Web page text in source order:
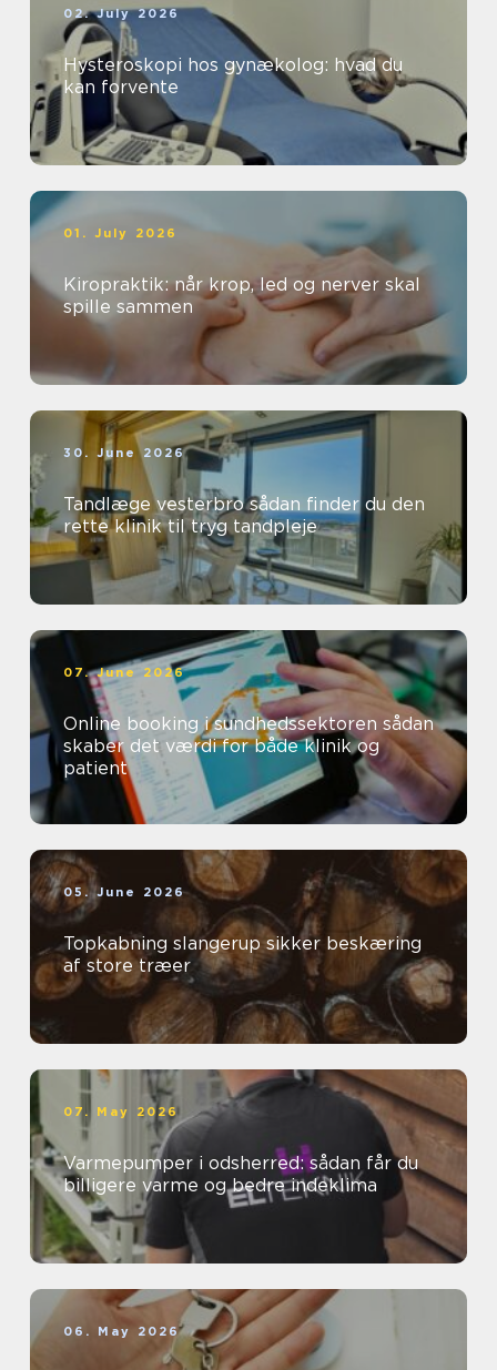
02. July 2026
Hysteroskopi hos gynækolog: hvad du
kan forvente
01. July 2026
Kiropraktik: når krop, led og nerver skal
spille sammen
30. June 2026
Tandlæge vesterbro sådan finder du den
rette klinik til tryg tandpleje
07. June 2026
Online booking i sundhedssektoren sådan
skaber det værdi for både klinik og
patient
05. June 2026
Topkabning slangerup sikker beskæring
af store træer
07. May 2026
Varmepumper i odsherred: sådan får du
billigere varme og bedre indeklima
06. May 2026